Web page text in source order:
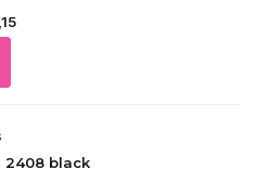
2408 black